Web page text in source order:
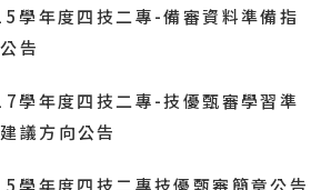
學年度四技二專-備審資料準備指
告
學年度四技二專-技優甄審學習準
議方向公告
學年度四技二專技優甄審簡章公告